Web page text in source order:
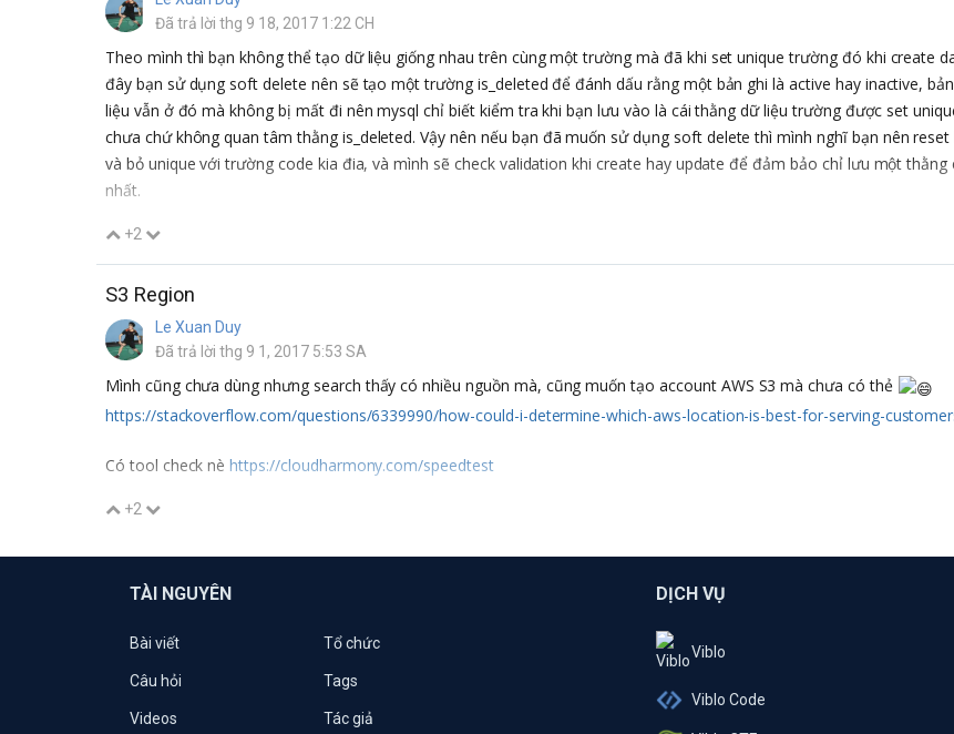
Đã trả lời thg 9 18, 2017 1:22 CH
Theo mình thì bạn không thể tạo dữ liệu giống nhau trên cùng một trường mà đã khi set unique trường đó khi create
đây bạn sử dụng soft delete nên sẽ tạo một trường is_deleted để đánh dấu rằng một bản ghi là active hay inactive,
liệu vẫn ở đó mà không bị mất đi nên mysql chỉ biết kiểm tra khi bạn lưu vào là cái thằng dữ liệu trường được set
chưa chứ không quan tâm thằng is_deleted. Vậy nên nếu bạn đã muốn sử dụng soft delete thì mình nghĩ bạn nên reset
và bỏ unique với trường code kia đia, và mình sẽ check validation khi create hay update để đảm bảo chỉ lưu một thằng
nhất.
+2
S3 Region
Le Xuan Duy
Đã trả lời thg 9 1, 2017 5:53 SA
Mình cũng chưa dùng nhưng search thấy có nhiều nguồn mà, cũng muốn tạo account AWS S3 mà chưa có thẻ
https://stackoverflow.com/questions/6339990/how-could-i-determine-which-aws-location-is-best-for-serving-
Có tool check nèhttps://cloudharmony.com/speedtest
+2
TÀI NGUYÊN
Bài viết Tổ chức
Câu hỏi Tags
Videos Tác giả
DỊCH VỤ
Viblo
Viblo Code